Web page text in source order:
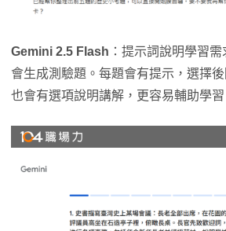
Gemini 2.5 Flash ：提示詞說明學習
會生成測驗題。每題會有提示，選擇
也會有選項說明講解，更容易輔助學習